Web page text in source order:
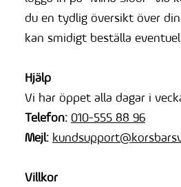
du en tydlig översikt över
kan smidigt beställa
Hjälp
Vi har öppet alla dagar i
Telefon: 010-555 88 96
Mejl:
Villkor